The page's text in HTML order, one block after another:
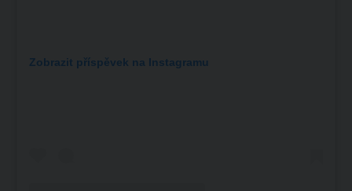
Zobrazit příspěvek na Instagramu